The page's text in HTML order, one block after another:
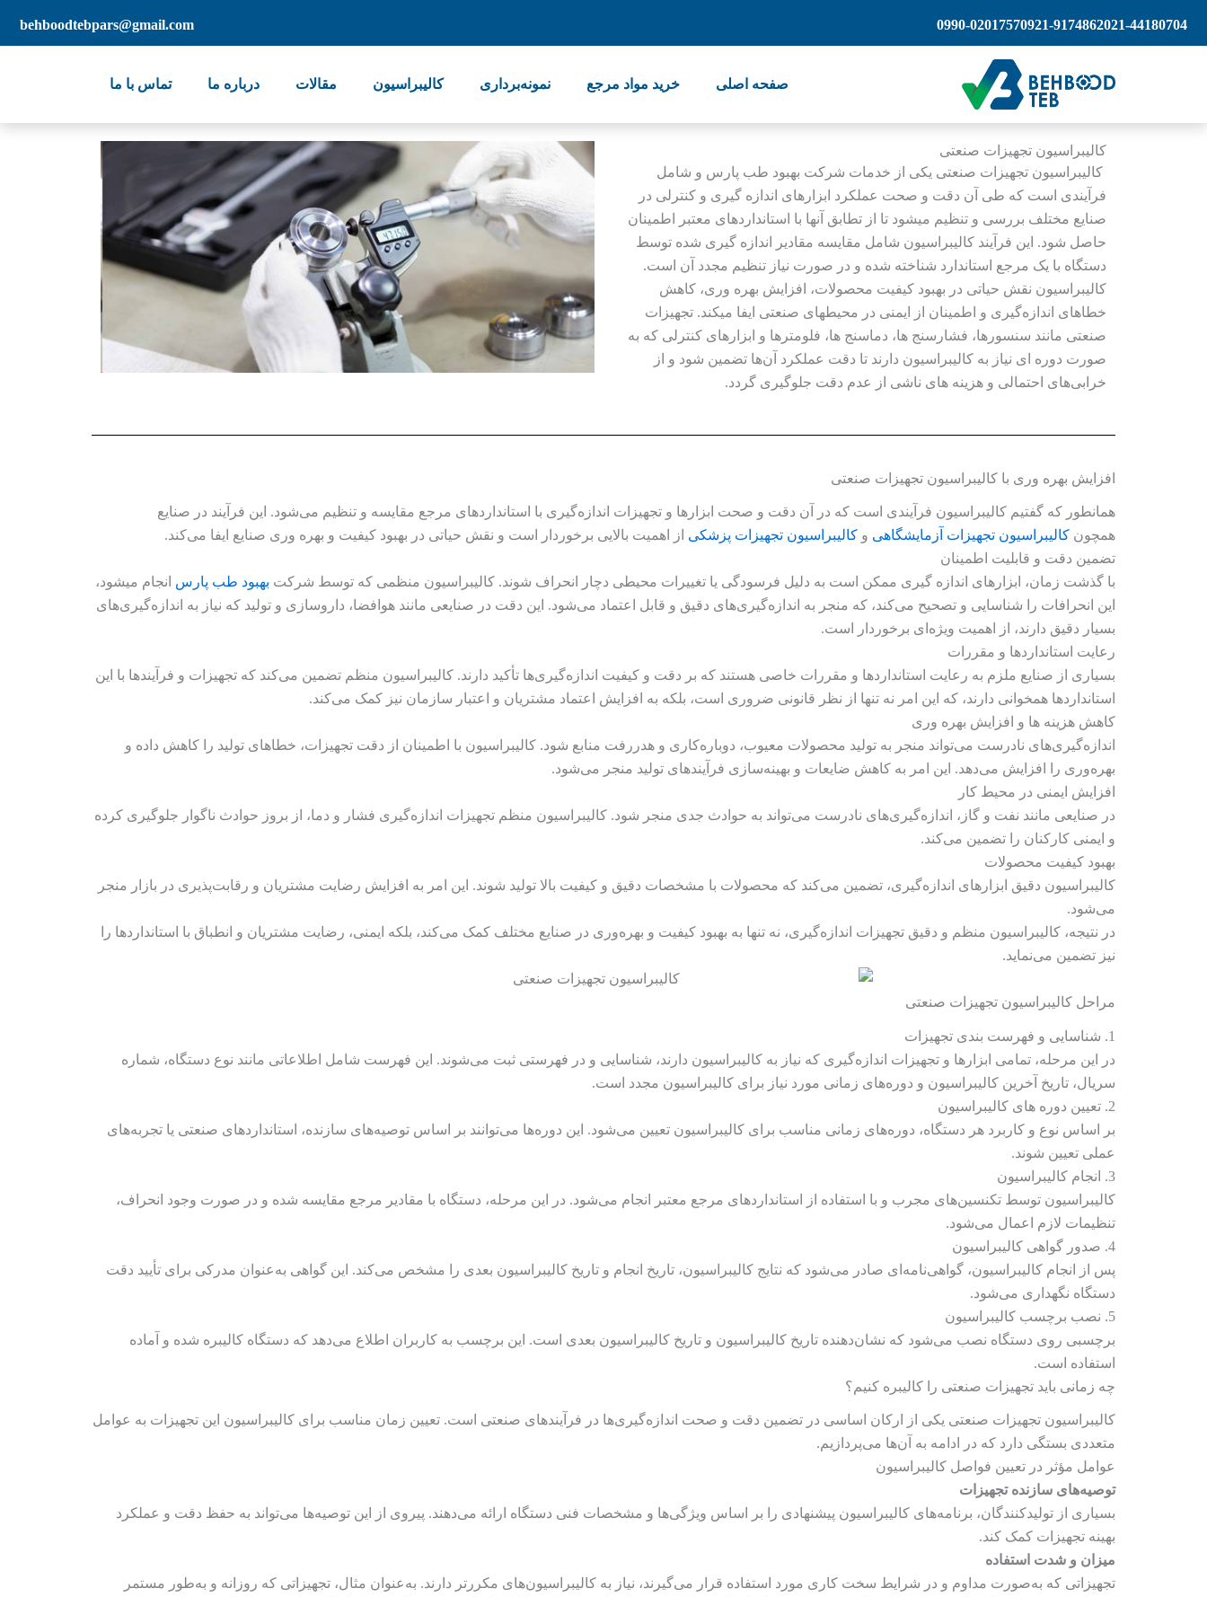
021-44180704
0921-9174862
0990-0201757
behboodtebpars@gmail.com
صفحه اصلی خرید مواد مرجع نمونه‌برداری کالیبراسیون مقالات درباره ما تماس با ما
کالیبراسیون تجهیزات صنعتی​
کالیبراسیون تجهیزات صنعتی یکی از خدمات شرکت بهبود طب پارس و شامل
فرآیندی است که طی آن دقت و صحت عملکرد ابزارهای اندازه‌ گیری و کنترلی در
صنایع مختلف بررسی و تنظیم میشود تا از تطابق آنها با استانداردهای معتبر اطمینان
حاصل شود. این فرآیند کالیبراسیون شامل مقایسه مقادیر اندازه‌ گیری‌ شده توسط
دستگاه با یک مرجع استاندارد شناخته‌ شده و در صورت نیاز تنظیم مجدد آن است.
کالیبراسیون نقش حیاتی در بهبود کیفیت محصولات، افزایش بهره‌ وری، کاهش
خطاهای اندازه‌گیری و اطمینان از ایمنی در محیطهای صنعتی ایفا میکند. تجهیزات
صنعتی مانند سنسورها، فشارسنج‌ ها، دماسنج‌ ها، فلومترها و ابزارهای کنترلی که به
صورت دوره‌ ای نیاز به کالیبراسیون دارند تا دقت عملکرد آن‌ها تضمین شود و از
خرابی‌های احتمالی و هزینه‌ های ناشی از عدم دقت جلوگیری گردد.
افزایش بهره وری با کالیبراسیون تجهیزات صنعتی
همانطور که گفتیم کالیبراسیون فرآیندی است که در آن دقت و صحت ابزارها و تجهیزات اندازه‌گیری با استانداردهای مرجع مقایسه و تنظیم می‌شود. این فرآیند در صنایع
همچون کالیبراسیون تجهیزات آزمایشگاهی و کالیبراسیون تجهیزات پزشکی​ از اهمیت بالایی برخوردار است و نقش حیاتی در بهبود کیفیت و بهره‌ وری صنایع ایفا می‌کند.
تضمین دقت و قابلیت اطمینان
با گذشت زمان، ابزارهای اندازه‌ گیری ممکن است به دلیل فرسودگی یا تغییرات محیطی دچار انحراف شوند. کالیبراسیون منظمی که توسط شرکت بهبود طب پارس انجام میشود،
این انحرافات را شناسایی و تصحیح می‌کند، که منجر به اندازه‌گیری‌های دقیق و قابل اعتماد می‌شود. این دقت در صنایعی مانند هوافضا، داروسازی و تولید که نیاز به اندازه‌گیری‌های
بسیار دقیق دارند، از اهمیت ویژه‌ای برخوردار است.
رعایت استانداردها و مقررات
بسیاری از صنایع ملزم به رعایت استانداردها و مقررات خاصی هستند که بر دقت و کیفیت اندازه‌گیری‌ها تأکید دارند. کالیبراسیون منظم تضمین می‌کند که تجهیزات و فرآیندها با این
استانداردها همخوانی دارند، که این امر نه تنها از نظر قانونی ضروری است، بلکه به افزایش اعتماد مشتریان و اعتبار سازمان نیز کمک می‌کند.
کاهش هزینه‌ ها و افزایش بهره‌ وری
اندازه‌گیری‌های نادرست می‌تواند منجر به تولید محصولات معیوب، دوباره‌کاری و هدررفت منابع شود. کالیبراسیون با اطمینان از دقت تجهیزات، خطاهای تولید را کاهش داده و
بهره‌وری را افزایش می‌دهد. این امر به کاهش ضایعات و بهینه‌سازی فرآیندهای تولید منجر می‌شود.
افزایش ایمنی در محیط کار
در صنایعی مانند نفت و گاز، اندازه‌گیری‌های نادرست می‌تواند به حوادث جدی منجر شود. کالیبراسیون منظم تجهیزات اندازه‌گیری فشار و دما، از بروز حوادث ناگوار جلوگیری کرده
و ایمنی کارکنان را تضمین می‌کند.
بهبود کیفیت محصولات
کالیبراسیون دقیق ابزارهای اندازه‌گیری، تضمین می‌کند که محصولات با مشخصات دقیق و کیفیت بالا تولید شوند. این امر به افزایش رضایت مشتریان و رقابت‌پذیری در بازار منجر
می‌شود.
در نتیجه، کالیبراسیون منظم و دقیق تجهیزات اندازه‌گیری، نه تنها به بهبود کیفیت و بهره‌وری در صنایع مختلف کمک می‌کند، بلکه ایمنی، رضایت مشتریان و انطباق با استانداردها را
نیز تضمین می‌نماید.
مراحل کالیبراسیون تجهیزات صنعتی
1. شناسایی و فهرست‌ بندی تجهیزات
در این مرحله، تمامی ابزارها و تجهیزات اندازه‌گیری که نیاز به کالیبراسیون دارند، شناسایی و در فهرستی ثبت می‌شوند. این فهرست شامل اطلاعاتی مانند نوع دستگاه، شماره
سریال، تاریخ آخرین کالیبراسیون و دوره‌های زمانی مورد نیاز برای کالیبراسیون مجدد است.
2. تعیین دوره‌ های کالیبراسیون
بر اساس نوع و کاربرد هر دستگاه، دوره‌های زمانی مناسب برای کالیبراسیون تعیین می‌شود. این دوره‌ها می‌توانند بر اساس توصیه‌های سازنده، استانداردهای صنعتی یا تجربه‌های
عملی تعیین شوند.
3. انجام کالیبراسیون
کالیبراسیون توسط تکنسین‌های مجرب و با استفاده از استانداردهای مرجع معتبر انجام می‌شود. در این مرحله، دستگاه با مقادیر مرجع مقایسه شده و در صورت وجود انحراف،
تنظیمات لازم اعمال می‌شود.
4. صدور گواهی کالیبراسیون
پس از انجام کالیبراسیون، گواهی‌نامه‌ای صادر می‌شود که نتایج کالیبراسیون، تاریخ انجام و تاریخ کالیبراسیون بعدی را مشخص می‌کند. این گواهی به‌عنوان مدرکی برای تأیید دقت
دستگاه نگهداری می‌شود.
5. نصب برچسب کالیبراسیون
برچسبی روی دستگاه نصب می‌شود که نشان‌دهنده تاریخ کالیبراسیون و تاریخ کالیبراسیون بعدی است. این برچسب به کاربران اطلاع می‌دهد که دستگاه کالیبره شده و آماده
استفاده است.
چه زمانی باید تجهیزات صنعتی را کالیبره کنیم؟
کالیبراسیون تجهیزات صنعتی یکی از ارکان اساسی در تضمین دقت و صحت اندازه‌گیری‌ها در فرآیندهای صنعتی است. تعیین زمان مناسب برای کالیبراسیون این تجهیزات به عوامل
متعددی بستگی دارد که در ادامه به آن‌ها می‌پردازیم.
عوامل مؤثر در تعیین فواصل کالیبراسیون
توصیه‌های سازنده تجهیزات
بسیاری از تولیدکنندگان، برنامه‌های کالیبراسیون پیشنهادی را بر اساس ویژگی‌ها و مشخصات فنی دستگاه ارائه می‌دهند. پیروی از این توصیه‌ها می‌تواند به حفظ دقت و عملکرد
بهینه تجهیزات کمک کند.
میزان و شدت استفاده
تجهیزاتی که به‌صورت مداوم و در شرایط سخت کاری مورد استفاده قرار می‌گیرند، نیاز به کالیبراسیون‌های مکررتر دارند. به‌عنوان مثال، تجهیزاتی که روزانه و به‌طور مستمر